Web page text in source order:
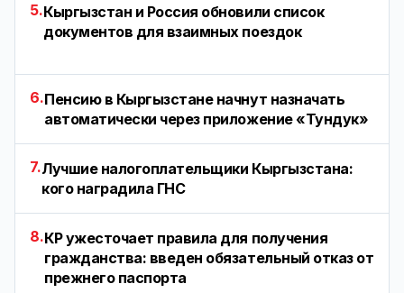
5.Кыргызстан и Россия обновили список
документов для взаимных поездок
6.Пенсию в Кыргызстане начнут назначать
автоматически через приложение «Тундук»
7.Лучшие налогоплательщики Кыргызстана:
кого наградила ГНС
8.КР ужесточает правила для получения
гражданства: введен обязательный отказ от
прежнего паспорта